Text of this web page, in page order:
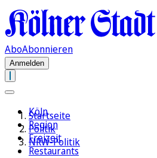
AboAbonnieren
Anmelden
Köln
Region
Freizeit
Restaurants
Startseite
Politik
NRW-Politik